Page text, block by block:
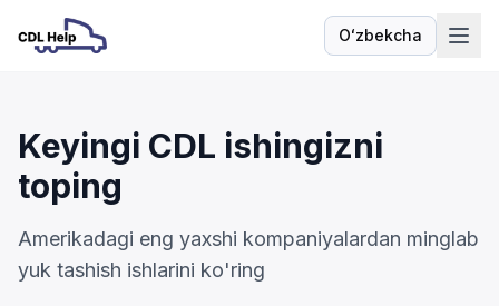
Oʻzbekcha
Til
Keyingi CDL ishingizni
toping
Amerikadagi eng yaxshi kompaniyalardan minglab
yuk tashish ishlarini ko'ring